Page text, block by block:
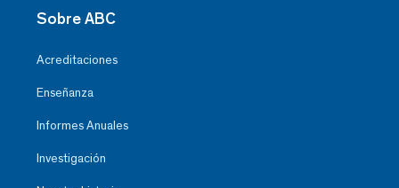
Sobre ABC
Acreditaciones
Enseñanza
Informes Anuales
Investigación